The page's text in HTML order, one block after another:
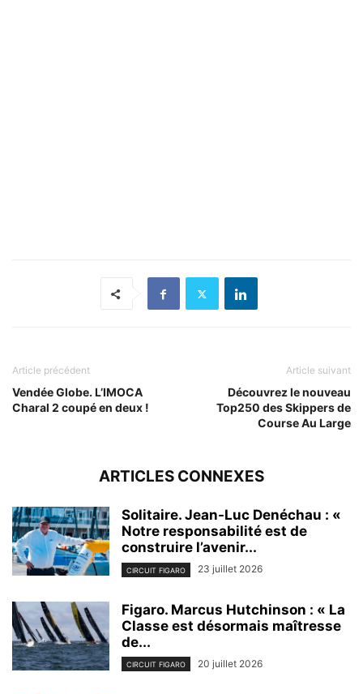
Article précédent
Vendée Globe. L’IMOCA
Charal 2 coupé en deux !
Article suivant
Découvrez le nouveau
Top250 des Skippers de
Course Au Large
ARTICLES CONNEXES
Solitaire. Jean-Luc Denéchau : «
Notre responsabilité est de
construire l’avenir...
CIRCUIT FIGARO 23 juillet 2026
Figaro. Marcus Hutchinson : « La
Classe est désormais maîtresse
de...
CIRCUIT FIGARO 20 juillet 2026